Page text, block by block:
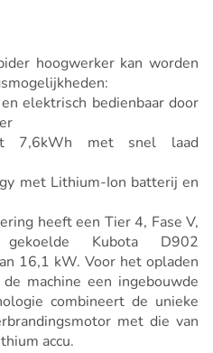
hoogwerker kan worden
elektrisch bedienbaar door
7,6kWh met snel laad
met Lithium-Ion batterij en
heeft een Tier 4, Fase V,
Kubota D902
16,1 kW. Voor het opladen
machine een ingebouwde
combineert de unieke
met die van
accu.